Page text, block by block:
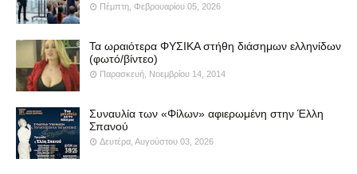
Πέμπτη, Φεβρουαρίου 05, 2026
Τα ωραιότερα ΦΥΣΙΚΑ στήθη διάσημων ελληνίδων
(φωτό/βίντεο)
Παρασκευή, Νοεμβρίου 14, 2014
Συναυλία των «Φίλων» αφιερωμένη στην Έλλη
Σπανού
Δευτέρα, Αυγούστου 03, 2026